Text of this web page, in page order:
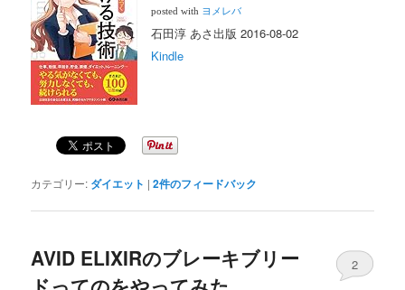
posted with ヨメレバ
石田淳 あさ出版 2016-08-02
Kindle
カテゴリー: ダイエット |2件のフィードバック
AVID ELIXIRのブレーキブリー
2